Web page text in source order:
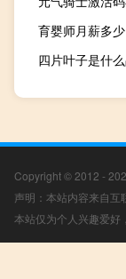
育婴师月薪多少
四片叶子是什
Copyright © 2012 -
声明：本站内容来自
本站仅为个人兴趣爱好